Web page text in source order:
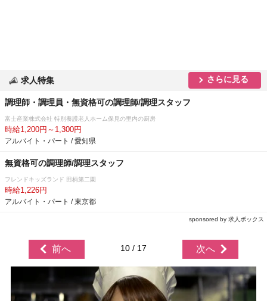
求人特集 さらに見る
調理師・調理員・無資格可の調理師/調理スタッフ
富士産業株式会社 特別養護老人ホーム保見の里内の厨房
時給1,200円～1,300円
アルバイト・パート / 愛知県
無資格可の調理師/調理スタッフ
フレンドキッズランド 田柄第二園
時給1,226円
アルバイト・パート / 東京都
sponsored by 求人ボックス
前へ 10 / 17 次へ